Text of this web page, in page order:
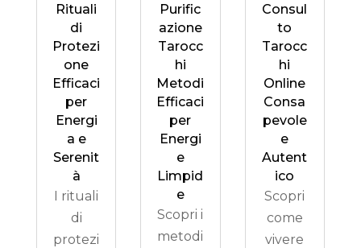
Rituali
di
Protezi
one
Efficaci
per
Energi
a e
Serenit
à
I rituali
di
protezi
Purific
azione
Tarocc
hi
Metodi
Efficaci
per
Energi
e
Limpid
e
Scopri i
metodi
Consul
to
Tarocc
hi
Online
Consa
pevole
e
Autent
ico
Scopri
come
vivere